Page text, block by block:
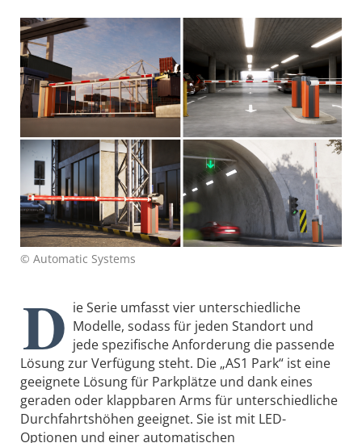
© Automatic Systems
D ie Serie umfasst vier unterschiedliche
Modelle, sodass für jeden Standort und
jede spezifische Anforderung die passende
Lösung zur Verfügung steht. Die „AS1 Park“ ist eine
geeignete Lösung für Parkplätze und dank eines
geraden oder klappbaren Arms für unterschiedliche
Durchfahrtshöhen geeignet. Sie ist mit LED-
Optionen und einer automatischen